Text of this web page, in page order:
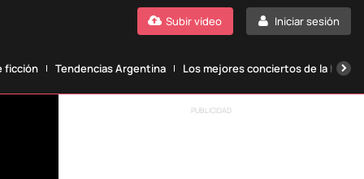
Iniciar sesión
Subir vídeo
ficción Tendencias Argentina Los mejores conciertos de la
PUBLICIDAD